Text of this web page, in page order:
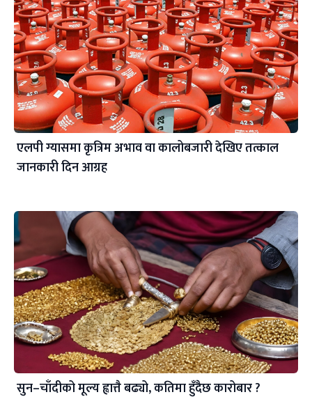
एलपी ग्यासमा कृत्रिम अभाव वा कालोबजारी देखिए तत्काल
जानकारी दिन आग्रह
सुन–चाँदीको मूल्य ह्वात्तै बढ्यो, कतिमा हुँदैछ कारोबार ?